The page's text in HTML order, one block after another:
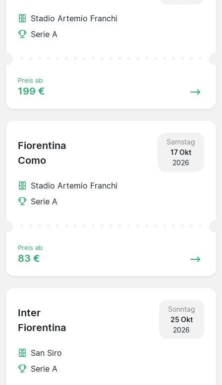
Stadio Artemio Franchi
Serie A
Preis ab
199 €
Fiorentina
Como
Samstag
17 Okt
2026
Stadio Artemio Franchi
Serie A
Preis ab
83 €
Inter
Fiorentina
Sonntag
25 Okt
2026
San Siro
Serie A